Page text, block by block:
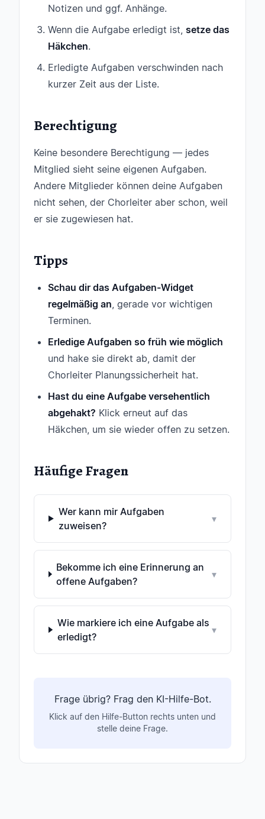
Notizen und ggf. Anhänge.
Wenn die Aufgabe erledigt ist, setze das
Häkchen.
Erledigte Aufgaben verschwinden nach
kurzer Zeit aus der Liste.
Berechtigung
Keine besondere Berechtigung — jedes
Mitglied sieht seine eigenen Aufgaben.
Andere Mitglieder können deine Aufgaben
nicht sehen, der Chorleiter aber schon, weil
er sie zugewiesen hat.
Tipps
Schau dir das Aufgaben-Widget
regelmäßig an, gerade vor wichtigen
Terminen.
Erledige Aufgaben so früh wie möglich
und hake sie direkt ab, damit der
Chorleiter Planungssicherheit hat.
Hast du eine Aufgabe versehentlich
abgehakt? Klick erneut auf das
Häkchen, um sie wieder offen zu setzen.
Häufige Fragen
Wer kann mir Aufgaben
zuweisen?
▾
Bekomme ich eine Erinnerung an
offene Aufgaben?
▾
Wie markiere ich eine Aufgabe als
erledigt?
▾
Frage übrig? Frag den KI-Hilfe-Bot.
Klick auf den Hilfe-Button rechts unten und
stelle deine Frage.